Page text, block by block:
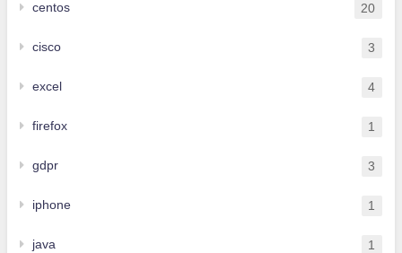
centos 20
cisco 3
excel 4
firefox 1
gdpr 3
iphone 1
java 1